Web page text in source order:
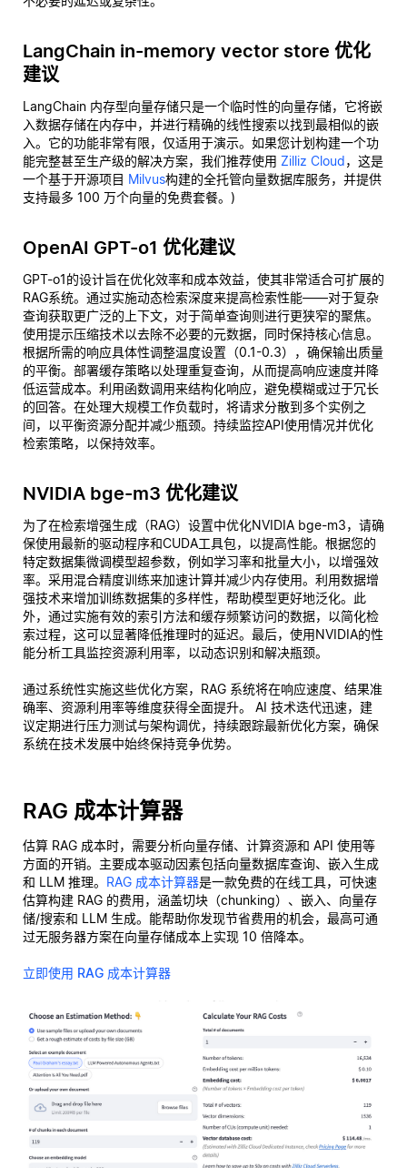
LangChain in-memory vector store 优化
建议
LangChain 内存型向量存储只是一个临时性的向量存储，它将嵌
入数据存储在内存中，并进行精确的线性搜索以找到最相似的嵌
入。它的功能非常有限，仅适用于演示。如果您计划构建一个功
能完整甚至生产级的解决方案，我们推荐使用 Zilliz Cloud，这是
一个基于开源项目 Milvus构建的全托管向量数据库服务，并提供
支持最多 100 万个向量的免费套餐。)
OpenAI GPT-o1 优化建议
GPT-o1的设计旨在优化效率和成本效益，使其非常适合可扩展的
RAG系统。通过实施动态检索深度来提高检索性能——对于复杂
查询获取更广泛的上下文，对于简单查询则进行更狭窄的聚焦。
使用提示压缩技术以去除不必要的元数据，同时保持核心信息。
根据所需的响应具体性调整温度设置（0.1-0.3），确保输出质量
的平衡。部署缓存策略以处理重复查询，从而提高响应速度并降
低运营成本。利用函数调用来结构化响应，避免模糊或过于冗长
的回答。在处理大规模工作负载时，将请求分散到多个实例之
间，以平衡资源分配并减少瓶颈。持续监控API使用情况并优化
检索策略，以保持效率。
NVIDIA bge-m3 优化建议
为了在检索增强生成（RAG）设置中优化NVIDIA bge-m3，请确
保使用最新的驱动程序和CUDA工具包，以提高性能。根据您的
特定数据集微调模型超参数，例如学习率和批量大小，以增强效
率。采用混合精度训练来加速计算并减少内存使用。利用数据增
强技术来增加训练数据集的多样性，帮助模型更好地泛化。此
外，通过实施有效的索引方法和缓存频繁访问的数据，以简化检
索过程，这可以显著降低推理时的延迟。最后，使用NVIDIA的性
能分析工具监控资源利用率，以动态识别和解决瓶颈。
通过系统性实施这些优化方案，RAG 系统将在响应速度、结果准
确率、资源利用率等维度获得全面提升。 AI 技术迭代迅速，建
议定期进行压力测试与架构调优，持续跟踪最新优化方案，确保
系统在技术发展中始终保持竞争优势。
RAG 成本计算器
估算 RAG 成本时，需要分析向量存储、计算资源和 API 使用等
方面的开销。主要成本驱动因素包括向量数据库查询、嵌入生成
和 LLM 推理。 RAG 成本计算器是一款免费的在线工具，可快速
估算构建 RAG 的费用，涵盖切块（chunking）、嵌入、向量存
储/搜索和 LLM 生成。能帮助你发现节省费用的机会，最高可通
过无服务器方案在向量存储成本上实现 10 倍降本。
立即使用 RAG 成本计算器